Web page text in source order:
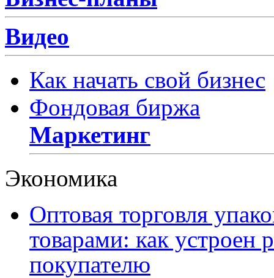
Видео
Как начать свой бизнес
Фондовая биржа
Маркетинг
Экономика
Оптовая торговля
товарами: как устроен
покупателю